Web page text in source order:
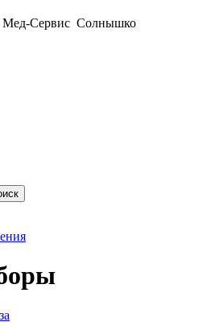
Мед-Сервис Солнышко